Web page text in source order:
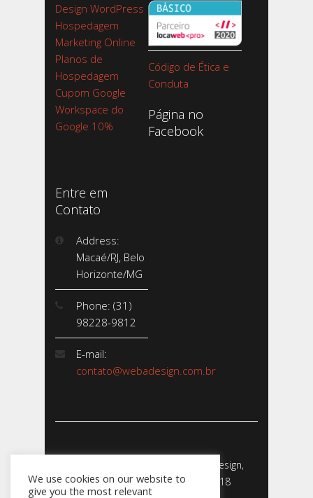
Design WordPress
Hospedagem
Marketing Online
Planos de
Hospedagem
Cupom Google
Workspace do
Google 10%
Código de Ética e
Conduta
Página no
Facebook
Entre em
Contato
Address:
Macaé/RJ, Belo
Horizonte/MG
Phone: (31)
98228-9812
E-mail:
contato@webadesign.com.br
Webadesign - Empresa de Webdesign,
Desenvolvimento de Sites - 2018
We use cookies on our website to
give you the most relevant